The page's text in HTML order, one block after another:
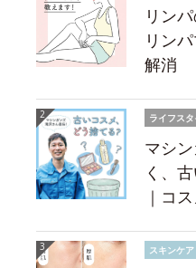
リン
リン
解消
ライフス
マシ
く、
｜コ
スキンケア